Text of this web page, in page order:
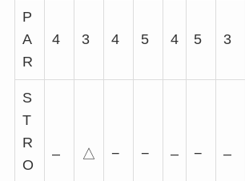
P
A
R
4 3 4 5 4 5 3
S
T
R
O
– △ − − – − –